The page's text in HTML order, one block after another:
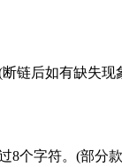
链后如有缺失现
个字符。(部分